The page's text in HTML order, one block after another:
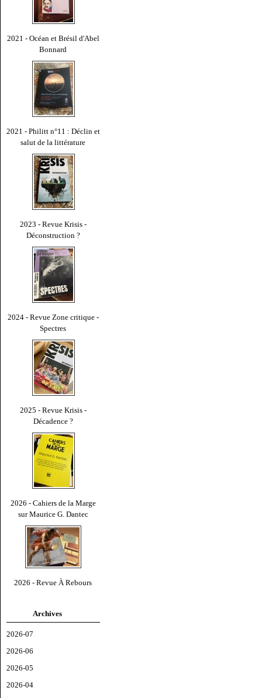
2021 - Océan et Brésil d'Abel
Bonnard
2021 - Philitt n°11 : Déclin et
salut de la littérature
2023 - Revue Krisis -
Déconstruction ?
2024 - Revue Zone critique -
Spectres
2025 - Revue Krisis -
Décadence ?
2026 - Cahiers de la Marge
sur Maurice G. Dantec
2026 - Revue À Rebours
Archives
2026-07
2026-06
2026-05
2026-04